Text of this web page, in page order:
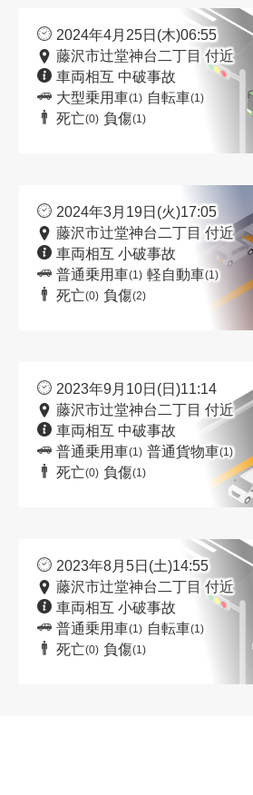
2024年4月25日(木)06:55
藤沢市辻堂神台二丁目 付近
車両相互 中破事故
大型乗用車(1) 自転車(1)
死亡(0) 負傷(1)
2024年3月19日(火)17:05
藤沢市辻堂神台二丁目 付近
車両相互 小破事故
普通乗用車(1) 軽自動車(1)
死亡(0) 負傷(2)
2023年9月10日(日)11:14
藤沢市辻堂神台二丁目 付近
車両相互 中破事故
普通乗用車(1) 普通貨物車(1)
死亡(0) 負傷(1)
2023年8月5日(土)14:55
藤沢市辻堂神台二丁目 付近
車両相互 小破事故
普通乗用車(1) 自転車(1)
死亡(0) 負傷(1)